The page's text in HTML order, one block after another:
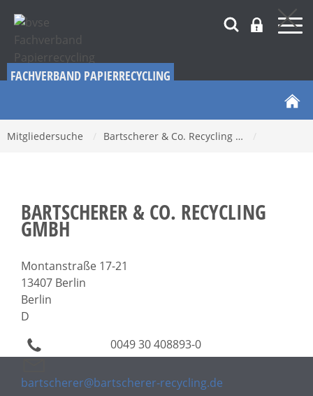
FACHVERBAND PAPIERRECYCLING
Mitgliedersuche Bartscherer & Co. Recycling …
BARTSCHERER & CO. RECYCLING
GMBH
Montanstraße 17-21
13407 Berlin
Berlin
D
0049 30 408893-0
bartscherer@bartscherer-recycling.de